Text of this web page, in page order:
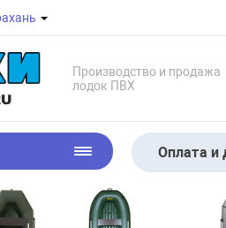
Производство и продажа
лодок ПВХ
Оплата и